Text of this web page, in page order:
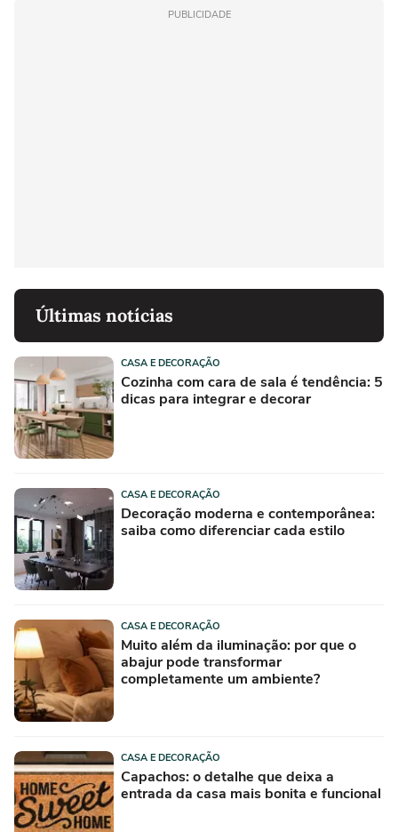
PUBLICIDADE
Últimas notícias
CASA E DECORAÇÃO
Cozinha com cara de sala é tendência: 5
dicas para integrar e decorar
CASA E DECORAÇÃO
Decoração moderna e contemporânea:
saiba como diferenciar cada estilo
CASA E DECORAÇÃO
Muito além da iluminação: por que o
abajur pode transformar
completamente um ambiente?
CASA E DECORAÇÃO
Capachos: o detalhe que deixa a
entrada da casa mais bonita e funcional